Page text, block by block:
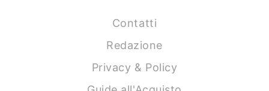
Contatti
Redazione
Privacy & Policy